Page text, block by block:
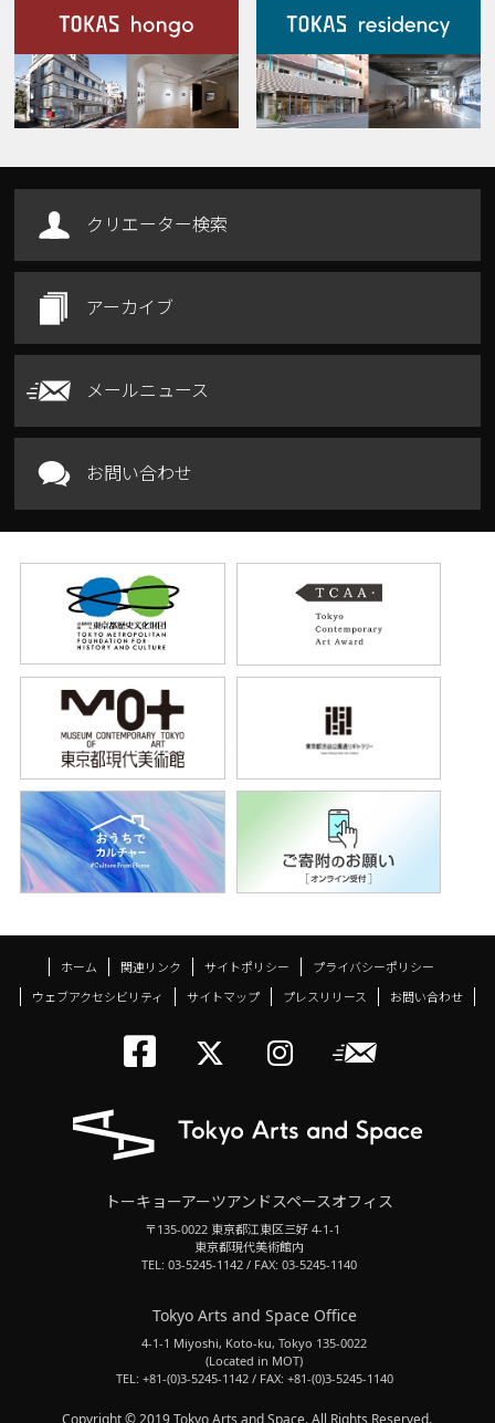
施設案内
Our Facilities
クリエーター検索
アーカイブ
メールニュース
お問い合わせ
ホーム 関連リンク サイトポリシー
プライバシーポリシー
ウェブアクセシビリティ
サイトマップ プレスリリース お問い合わせ
トーキョーアーツ
メールニ
トーキョーアーツアンドスペースオフィス
〒135-0022 東京都江東区三好 4-1-1
東京都現代美術館内
TEL: 03-5245-1142 / FAX: 03-5245-1140
Tokyo Arts and Space Office
4-1-1 Miyoshi, Koto-ku, Tokyo 135-0022
(Located in MOT)
TEL: +81-(0)3-5245-1142 / FAX: +81-(0)3-5245-1140